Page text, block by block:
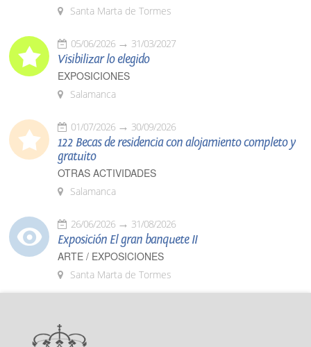
Santa Marta de Tormes
05/06/2026 31/03/2027
Visibilizar lo elegido
EXPOSICIONES
Salamanca
01/07/2026 30/09/2026
122 Becas de residencia con alojamiento completo y
gratuito
OTRAS ACTIVIDADES
Salamanca
26/06/2026 31/08/2026
Exposición El gran banquete II
ARTE / EXPOSICIONES
Santa Marta de Tormes